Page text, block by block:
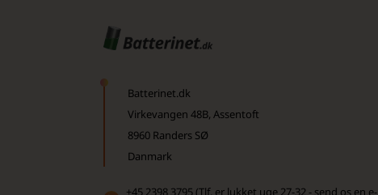
Batterinet.dk
Virkevangen 48B, Assentoft
8960 Randers SØ
Danmark
+45 2398 3795 (Tlf. er lukket uge 27-32 - send os en e-